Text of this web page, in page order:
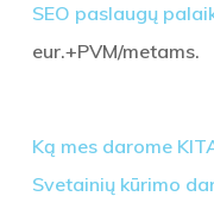
SEO paslaugų
eur.+PVM/metams.
Ką mes darome
Svetainių kūrimo